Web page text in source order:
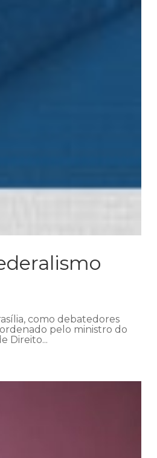
como debatedores
pelo ministro do
Direito...